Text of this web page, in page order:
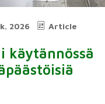
2026 Article
käytännössä